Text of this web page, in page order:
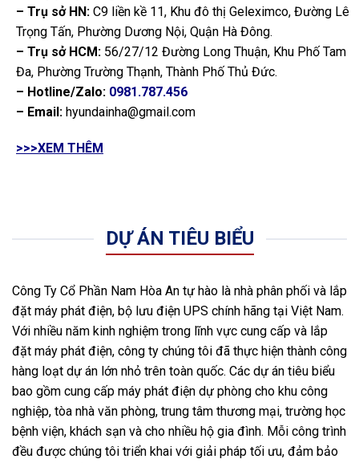
– Trụ sở HN: C9 liền kề 11, Khu đô thị Geleximco, Đường Lê
Trọng Tấn, Phường Dương Nội, Quận Hà Đông.
– Trụ sở HCM: 56/27/12 Đường Long Thuận, Khu Phố Tam
Đa, Phường Trường Thạnh, Thành Phố Thủ Đức.
– Hotline/Zalo: 0981.787.456
– Email: hyundainha@gmail.com
>>>XEM THÊM
DỰ ÁN TIÊU BIỂU
Công Ty Cổ Phần Nam Hòa An tự hào là nhà phân phối và lắp
đặt máy phát điện, bộ lưu điện UPS chính hãng tại Việt Nam.
Với nhiều năm kinh nghiệm trong lĩnh vực cung cấp và lắp
đặt máy phát điện, công ty chúng tôi đã thực hiện thành công
hàng loạt dự án lớn nhỏ trên toàn quốc. Các dự án tiêu biểu
bao gồm cung cấp máy phát điện dự phòng cho khu công
nghiệp, tòa nhà văn phòng, trung tâm thương mại, trường học
bệnh viện, khách sạn và cho nhiều hộ gia đình. Mỗi công trình
đều được chúng tôi triển khai với giải pháp tối ưu, đảm bảo